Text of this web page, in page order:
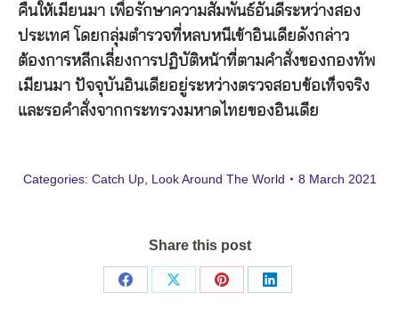
คืนให้เมียนมา เพื่อรักษาความสัมพันธ์อันดีระหว่างสอง
ประเทศ โดยกลุ่มตำรวจที่หลบหนีเข้าอินเดียดังกล่าว
ต้องการหลีกเลี่ยงการปฏิบัติหน้าที่ตามคำสั่งของกองทัพ
เมียนมา ปัจจุบันอินเดียอยู่ระหว่างตรวจสอบข้อเท็จจริง
และรอคำสั่งจากกระทรวงมหาดไทยของอินเดีย
Categories: Catch Up, Look Around The World 8 March 2021
Share this post
Share
Share
Share
Share